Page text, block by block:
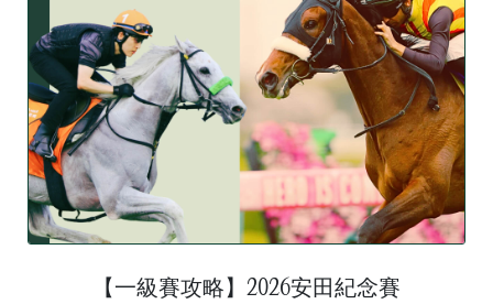
【一級賽攻略】2026安田紀念賽
【一級賽攻略】日本打吡大賽